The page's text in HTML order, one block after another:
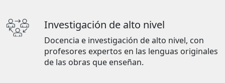
Investigación de alto nivel
Docencia e investigación de alto nivel, con
profesores expertos en las lenguas originales
de las obras que enseñan.